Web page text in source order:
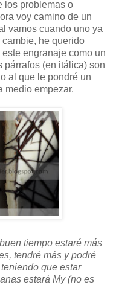
los problemas o
voy camino de un
vamos cuando uno ya
he querido
este engranaje como un
párrafos (en itálica) son
al que le pondré un
medio empezar.
tiempo estaré más
tendré más y podré
que estar
estará My (no es